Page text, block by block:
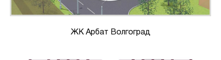
ЖК Арбат Волгоград